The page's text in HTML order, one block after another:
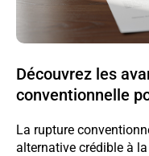
Découvrez les
conventionnelle
La rupture
alternative crédible à